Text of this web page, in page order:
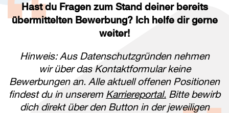
Hast du Fragen zum Stand deiner bereits
übermittelten Bewerbung? Ich helfe dir gerne
weiter!
Hinweis: Aus Datenschutzgründen nehmen
wir über das Kontaktformular keine
Bewerbungen an. Alle aktuell offenen Positionen
findest du in unserem Karriereportal. Bitte bewirb
dich direkt über den Button in der jeweiligen